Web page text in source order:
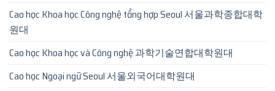
Cao học Khoa học Công nghệ tổng hợp Seoul 서울과학종합대학
원대
Cao học Khoa học và Công nghệ 과학기술연합대학원대
Cao học Ngoại ngữ Seoul 서울외국어대학원대